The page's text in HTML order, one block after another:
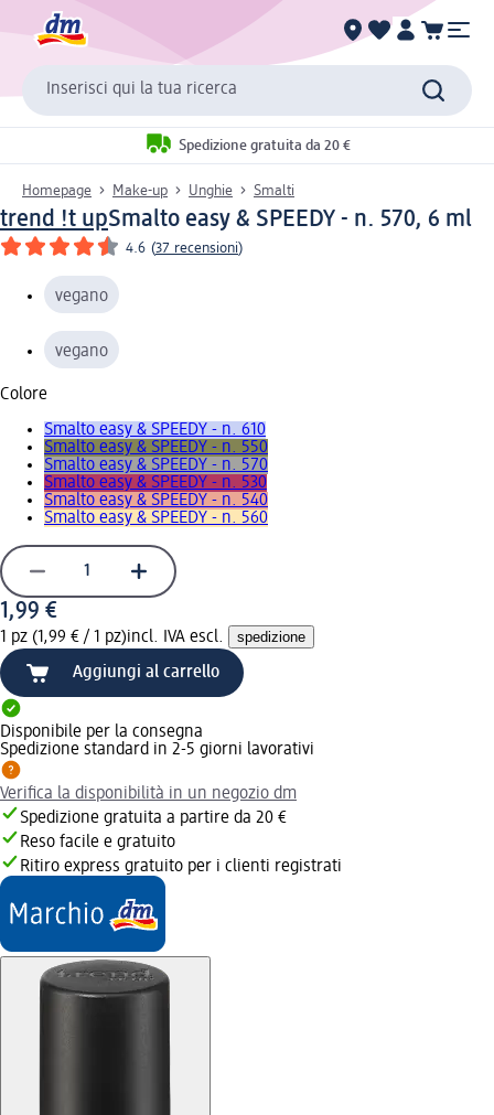
Inserisci qui la tua ricerca
Spedizione gratuita da 20 €
Homepage Make-up Unghie Smalti
trend !t upSmalto easy & SPEEDY - n. 570, 6 ml
4.6 (37 recensioni)
vegano
vegano
Colore
Smalto easy & SPEEDY - n. 610
Smalto easy & SPEEDY - n. 550
Smalto easy & SPEEDY - n. 570
Smalto easy & SPEEDY - n. 530
Smalto easy & SPEEDY - n. 540
Smalto easy & SPEEDY - n. 560
1,99 €
1 pz (1,99 € / 1 pz)incl. IVA escl. spedizione
Aggiungi al carrello
Disponibile per la consegna
Spedizione standard in 2-5 giorni lavorativi
Verifica la disponibilità in un negozio dm
Spedizione gratuita a partire da 20 €
Reso facile e gratuito
Ritiro express gratuito per i clienti registrati